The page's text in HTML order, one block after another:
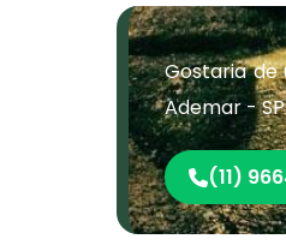
Gostaria
Ademar -
(11)